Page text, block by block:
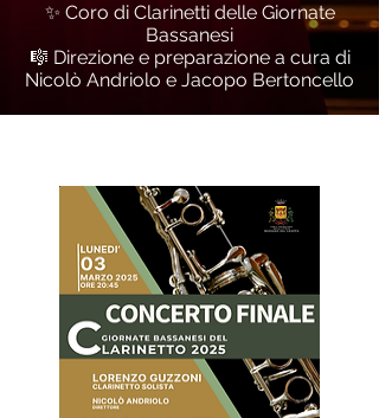
✨ Coro di Clarinetti delle Giornate
Bassanesi
🎼 Direzione e preparazione a cura di
Nicolò Andriolo e Jacopo Bertoncello